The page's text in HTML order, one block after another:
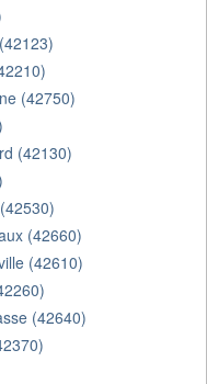
(42750)
(42130)
(42660)
(42610)
(42640)